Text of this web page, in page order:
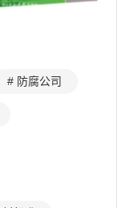
# 防腐公司